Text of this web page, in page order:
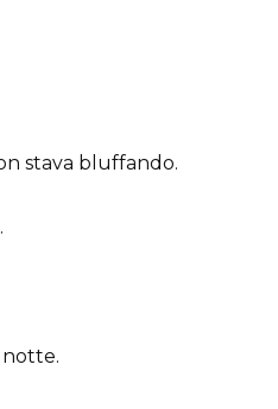
stava bluffando.
notte.